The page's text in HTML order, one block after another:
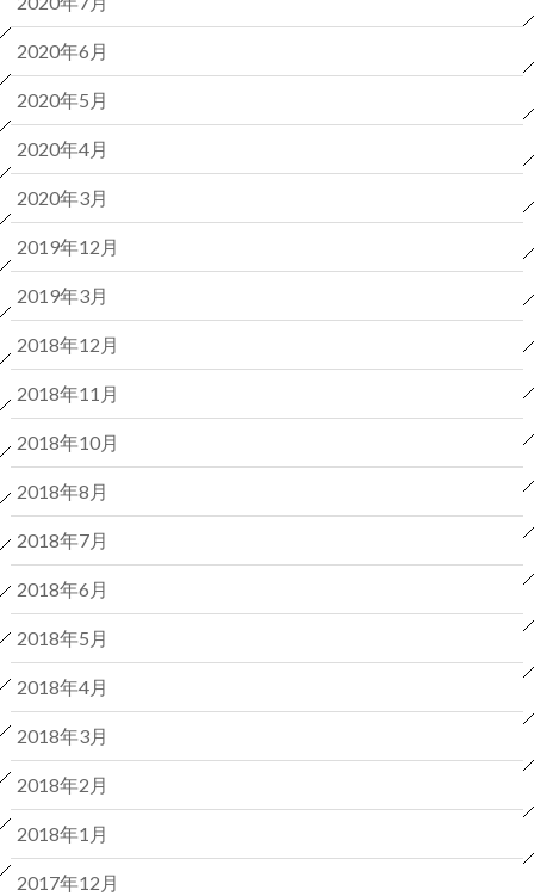
2020年6月
2020年5月
2020年4月
2020年3月
2019年12月
2019年3月
2018年12月
2018年11月
2018年10月
2018年8月
2018年7月
2018年6月
2018年5月
2018年4月
2018年3月
2018年2月
2018年1月
2017年12月